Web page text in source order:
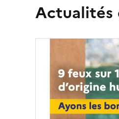
Actualités